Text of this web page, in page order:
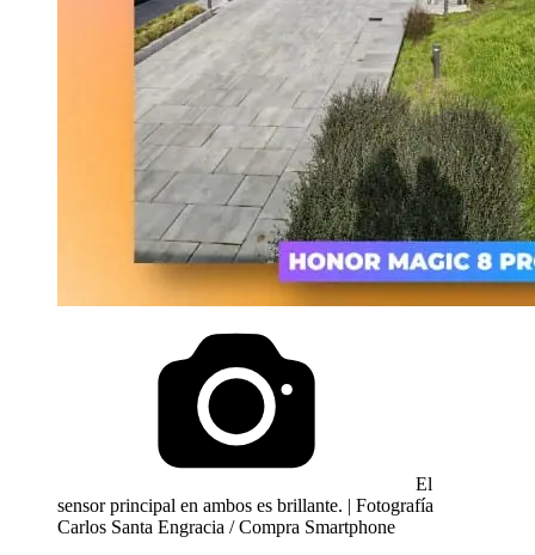
El
sensor principal en ambos es brillante. | Fotografía
Carlos Santa Engracia / Compra Smartphone